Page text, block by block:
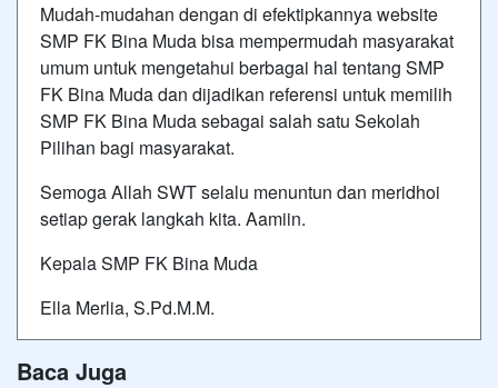
Mudah-mudahan dengan di efektipkannya website
SMP FK Bina Muda bisa mempermudah masyarakat
umum untuk mengetahui berbagai hal tentang SMP
FK Bina Muda dan dijadikan referensi untuk memilih
SMP FK Bina Muda sebagai salah satu Sekolah
Pilihan bagi masyarakat.
Semoga Allah SWT selalu menuntun dan meridhoi
setiap gerak langkah kita. Aamiin.
Kepala SMP FK Bina Muda
Ella Merlia, S.Pd.M.M.
Baca Juga